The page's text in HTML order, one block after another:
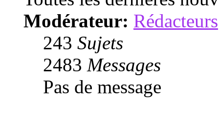
Modérateur: Rédacteurs
243 Sujets
2483 Messages
Pas de message